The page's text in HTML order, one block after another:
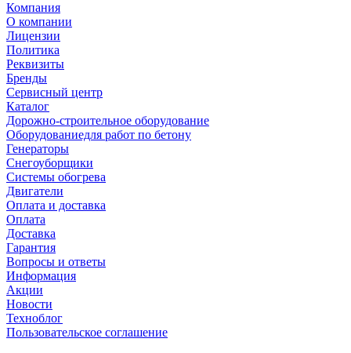
Компания
О компании
Лицензии
Политика
Реквизиты
Бренды
Сервисный центр
Каталог
Дорожно-строительное оборудование
Оборудованиедля работ по бетону
Генераторы
Снегоуборщики
Системы обогрева
Двигатели
Оплата и доставка
Оплата
Доставка
Гарантия
Вопросы и ответы
Информация
Акции
Новости
Техноблог
Пользовательское соглашение